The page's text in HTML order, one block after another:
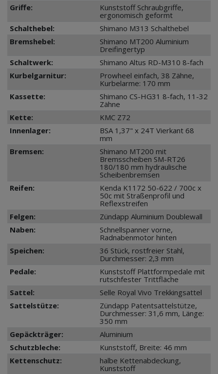
Griffe:
Kunststoff Schraubgriffe,
ergonomisch geformt
Schalthebel:
Shimano M313 Schalthebel
Bremshebel:
Shimano MT200 Aluminium
Dreifingertyp
Schaltwerk:
Shimano Altus RD-M310 8-fach
Kurbelgarnitur:
Prowheel einfach, 38 Zähne,
Kurbelarme: 170 mm
Kassette:
Shimano CS-HG31 8-fach, 11-32
Zähne
Kette:
KMC Z72
Innenlager:
BSA 1,37" x 24T Vierkant 68
mm
Bremsen:
Shimano MT200 mit
Bremsscheiben SM-RT26
180/180 mm hydraulische
Scheibenbremsen
Reifen:
Kenda K1172 50-622 / 700c x
50c mit Straßenprofil und
Reflexstreifen
Felgen:
Zündapp Aluminium Doublewall
Naben:
Schnellspanner vorne,
Radnabenmotor hinten
Speichen:
36 Stück, rostfreier Stahl,
Durchmesser: 2,3 mm
Pedale:
Kunststoff Plattformpedale mit
rutschfester Trittfläche
Sattel:
Selle Royal Vivo Trekkingsattel
Sattelstütze:
Zündapp Patentsattelstütze,
Durchmesser: 31,6 mm, Länge:
350 mm
Gepäckträger:
Aluminium
Schutzbleche:
Kunststoff, Breite: 46 mm
Kettenschutz:
halbe Kettenabdeckung,
Kunststoff